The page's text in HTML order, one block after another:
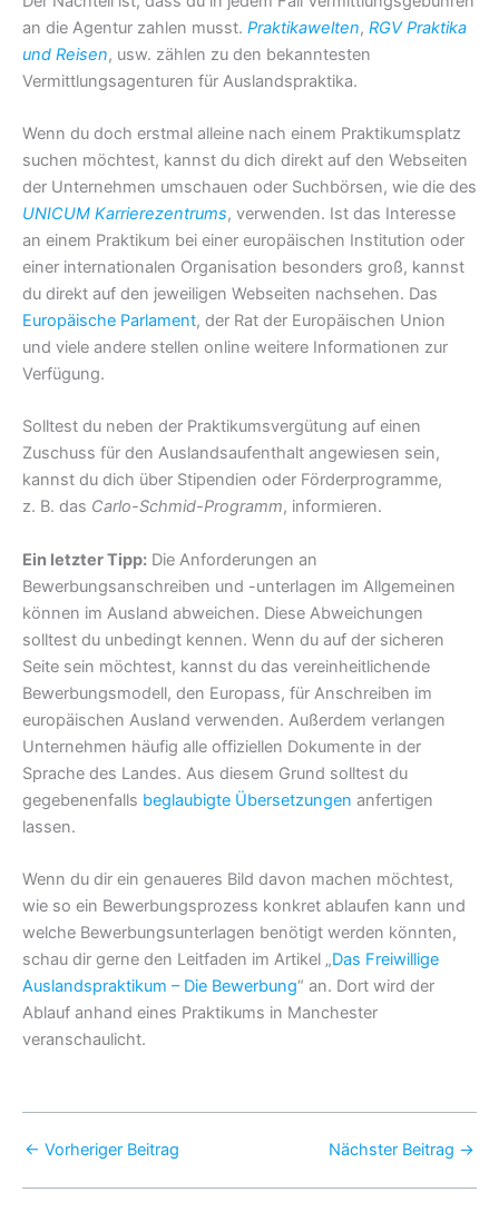
an die Agentur zahlen musst. Praktikawelten, RGV Praktika
und Reisen, usw. zählen zu den bekanntesten
Vermittlungsagenturen für Auslandspraktika.
Wenn du doch erstmal alleine nach einem Praktikumsplatz
suchen möchtest, kannst du dich direkt auf den Webseiten
der Unternehmen umschauen oder Suchbörsen, wie die des
UNICUM Karrierezentrums, verwenden. Ist das Interesse
an einem Praktikum bei einer europäischen Institution oder
einer internationalen Organisation besonders groß, kannst
du direkt auf den jeweiligen Webseiten nachsehen. Das
Europäische Parlament, der Rat der Europäischen Union
und viele andere stellen online weitere Informationen zur
Verfügung.
Solltest du neben der Praktikumsvergütung auf einen
Zuschuss für den Auslandsaufenthalt angewiesen sein,
kannst du dich über Stipendien oder Förderprogramme,
z. B. das Carlo-Schmid-Programm, informieren.
Ein letzter Tipp: Die Anforderungen an
Bewerbungsanschreiben und -unterlagen im Allgemeinen
können im Ausland abweichen. Diese Abweichungen
solltest du unbedingt kennen. Wenn du auf der sicheren
Seite sein möchtest, kannst du das vereinheitlichende
Bewerbungsmodell, den Europass, für Anschreiben im
europäischen Ausland verwenden. Außerdem verlangen
Unternehmen häufig alle offiziellen Dokumente in der
Sprache des Landes. Aus diesem Grund solltest du
gegebenenfalls beglaubigte Übersetzungen anfertigen
lassen.
Wenn du dir ein genaueres Bild davon machen möchtest,
wie so ein Bewerbungsprozess konkret ablaufen kann und
welche Bewerbungsunterlagen benötigt werden könnten,
schau dir gerne den Leitfaden im Artikel „Das Freiwillige
Auslandspraktikum – Die Bewerbung“ an. Dort wird der
Ablauf anhand eines Praktikums in Manchester
veranschaulicht.
← Vorheriger Beitrag Nächster Beitrag →